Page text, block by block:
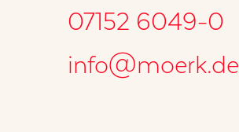
07152 6049-0
info@moerk.de